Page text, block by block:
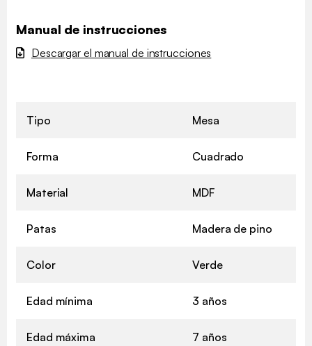
Manual de instrucciones
Descargar el manual de instrucciones
Tipo Mesa
Forma Cuadrado
Material MDF
Patas Madera de pino
Color Verde
Edad mínima 3 años
Edad máxima 7 años